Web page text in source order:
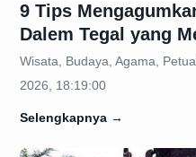
9 Tips
Dalem Tegal yang
Wisata, Budaya, Agama,
2026, 18:19:00
Selengkapnya →